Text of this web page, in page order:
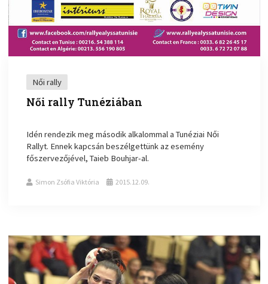
Női rally
Női rally Tunéziában
Idén rendezik meg második alkalommal a Tunéziai Női
Rallyt. Ennek kapcsán beszélgettünk az esemény
főszervezőjével, Taieb Bouhjar-al.
Simon Zsófia Viktória 2015.12.09.